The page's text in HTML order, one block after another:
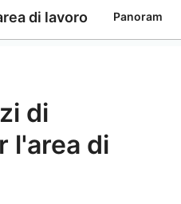
di lavoro Panoramica
di
l'area di